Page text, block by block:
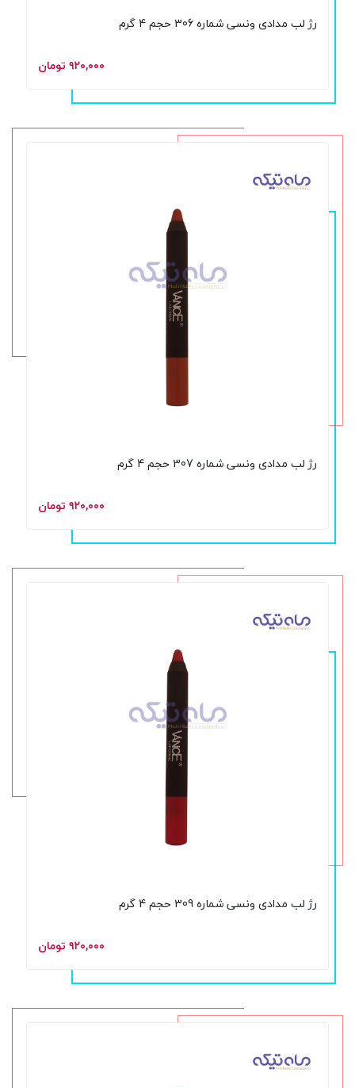
رژ لب مدادی ونسی شماره 306 حجم 4 گرم
۹۲۰,۰۰۰ تومان
رژ لب مدادی ونسی شماره 307 حجم 4 گرم
۹۲۰,۰۰۰ تومان
رژ لب مدادی ونسی شماره 309 حجم 4 گرم
۹۲۰,۰۰۰ تومان